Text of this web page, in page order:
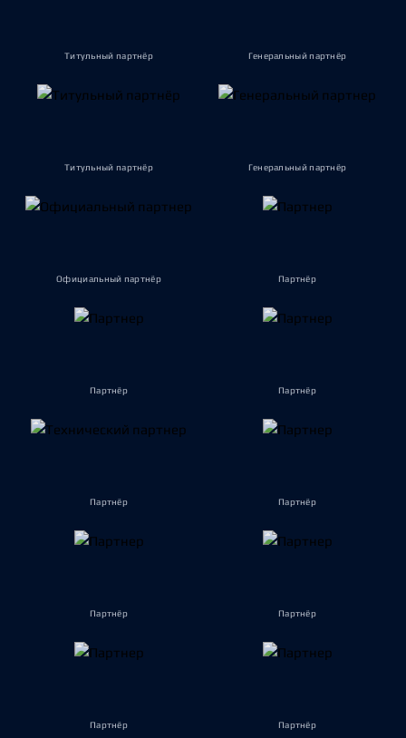
Титульный партнёр Генеральный партнёр
Титульный партнёр Генеральный партнёр
Официальный партнёр Партнёр
Партнёр Партнёр
Партнёр Партнёр
Партнёр Партнёр
Партнёр Партнёр